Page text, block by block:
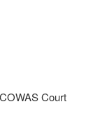
Court